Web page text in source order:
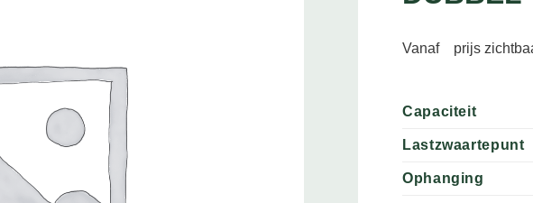
Vanaf prijs
Capaciteit
Lastzwaartepunt
Ophanging